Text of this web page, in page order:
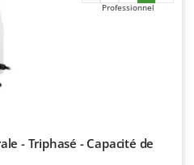
Professionnel
- Triphasé - Capacité de